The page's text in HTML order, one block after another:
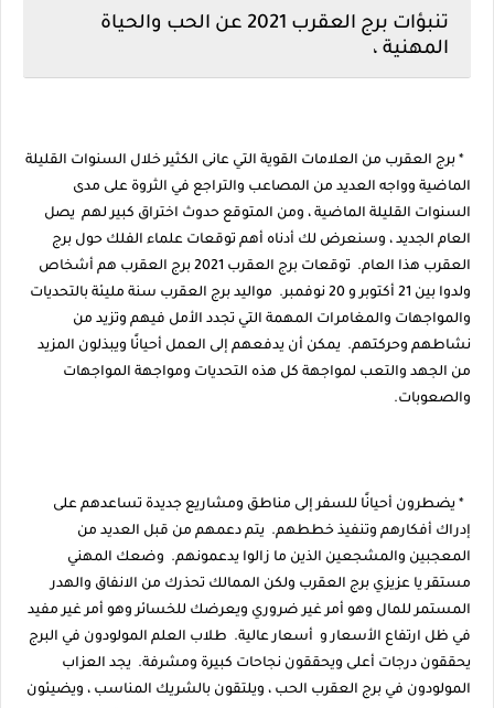
تنبؤات برج العقرب 2021 عن الحب والحياة
المهنية ،
* برج العقرب من العلامات القوية التي عانى الكثير خلال السنوات القليلة
الماضية وواجه العديد من المصاعب والتراجع في الثروة على مدى
السنوات القليلة الماضية ، ومن المتوقع حدوث اختراق كبير لهم يصل
العام الجديد ، وسنعرض لك أدناه أهم توقعات علماء الفلك حول برج
العقرب هذا العام. توقعات برج العقرب 2021 برج العقرب هم أشخاص
ولدوا بين 21 أكتوبر و 20 نوفمبر. مواليد برج العقرب سنة مليئة بالتحديات
والمواجهات والمغامرات المهمة التي تجدد الأمل فيهم وتزيد من
نشاطهم وحركتهم. يمكن أن يدفعهم إلى العمل أحيانًا ويبذلون المزيد
من الجهد والتعب لمواجهة كل هذه التحديات ومواجهة المواجهات
والصعوبات.
* يضطرون أحيانًا للسفر إلى مناطق ومشاريع جديدة تساعدهم على
إدراك أفكارهم وتنفيذ خططهم. يتم دعمهم من قبل العديد من
المعجبين والمشجعين الذين ما زالوا يدعمونهم. وضعك المهني
مستقر يا عزيزي برج العقرب ولكن الممالك تحذرك من الانفاق والهدر
المستمر للمال وهو أمر غير ضروري ويعرضك للخسائر وهو أمر غير مفيد
في ظل ارتفاع الأسعار و أسعار عالية. طلاب العلم المولودون في البرج
يحققون درجات أعلى ويحققون نجاحات كبيرة ومشرفة. يجد العزاب
المولودون في برج العقرب الحب ، ويلتقون بالشريك المناسب ، ويضيئون